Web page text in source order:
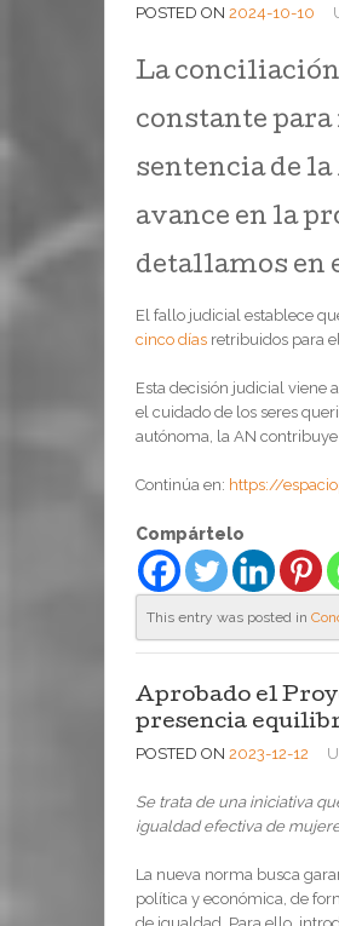
POSTED ON 2024-10-10
La
constante
sentencia de
avance en la
detallamos en
El fallo judicial establece
cinco días retribuidos para
Esta decisión judicial viene
el cuidado de los seres
autónoma, la AN
Continúa en: https://
Compártelo
This entry was posted in
Aprobado el
presencia
POSTED ON 2023-12-12
Se trata de una iniciativa
igualdad efectiva de
La nueva norma busca
política y económica, de